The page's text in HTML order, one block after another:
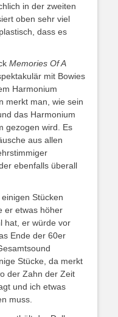
in der zweiten
oben sehr viel
dass es
Memories Of A
mit Bowies
Harmonium
merkt man, wie sein
das Harmonium
gezogen wird. Es
aus allen
ebenfalls überall
Stücken
er etwas höher
hat, er würde vor
Ende der 60er
Stücke, da merkt
der Zahn der Zeit
und ich etwas
muss.